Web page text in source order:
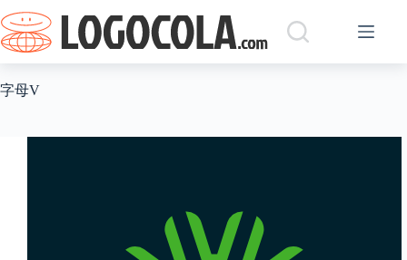
过
内
容
字母V